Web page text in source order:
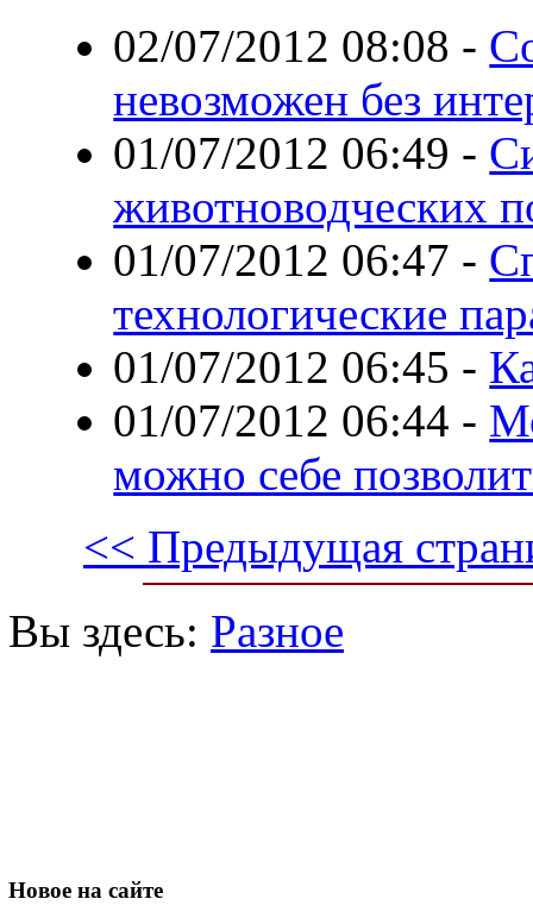
02/07/2012 08:08 -
невозможен без
01/07/2012 06:49 -
животноводческих
01/07/2012 06:47 -
технологические
01/07/2012 06:45 -
01/07/2012 06:44 -
можно себе
<< Предыдущая
Вы здесь: Разное
Новое на сайте